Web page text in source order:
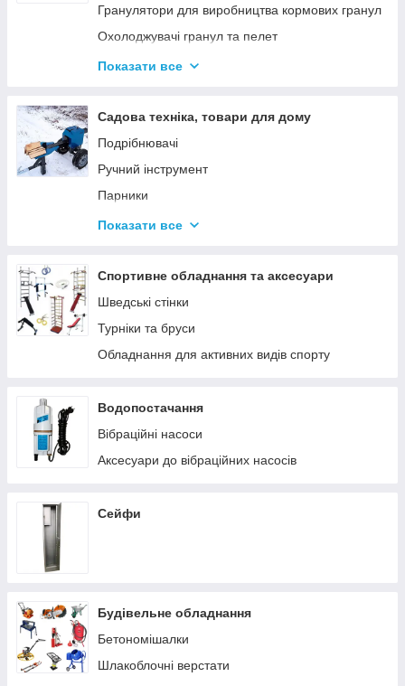
Аксесуари для твердопаливних котлів
Гранулятори для виробництва кормових гранул
Охолоджувачі гранул та пелет
Подрібнювачі
Дровоколи
Показати все
Садова техніка, товари для дому
Подрібнювачі
Ручний інструмент
Парники
Термоси
Показати все
Спортивне обладнання та аксесуари
Шведські стінки
Турніки та бруси
Обладнання для активних видів спорту
Водопостачання
Вібраційні насоси
Аксесуари до вібраційних насосів
Сейфи
Будівельне обладнання
Бетономішалки
Шлакоблочні верстати